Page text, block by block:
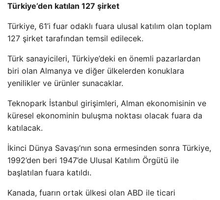
Türkiye’den katılan 127 şirket
Türkiye, 61’i fuar odaklı fuara ulusal katılım olan toplam
127 şirket tarafından temsil edilecek.
Türk sanayicileri, Türkiye’deki en önemli pazarlardan
biri olan Almanya ve diğer ülkelerden konuklara
yenilikler ve ürünler sunacaklar.
Teknopark İstanbul girişimleri, Alman ekonomisinin ve
küresel ekonominin buluşma noktası olacak fuara da
katılacak.
İkinci Dünya Savaşı’nın sona ermesinden sonra Türkiye,
1992’den beri 1947’de Ulusal Katılım Örgütü ile
başlatılan fuara katıldı.
Kanada, fuarın ortak ülkesi olan ABD ile ticari